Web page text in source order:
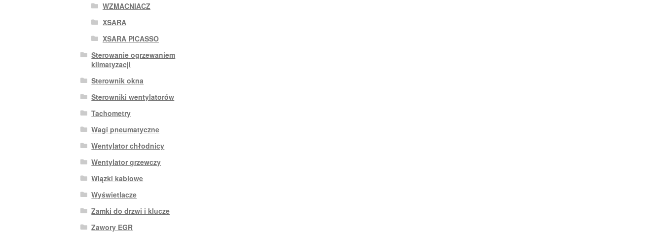
WZMACNIACZ
XSARA
XSARA PICASSO
Sterowanie ogrzewaniem
klimatyzacji
Sterownik okna
Sterowniki wentylatorów
Tachometry
Wagi pneumatyczne
Wentylator chłodnicy
Wentylator grzewczy
Wiązki kablowe
Wyświetlacze
Zamki do drzwi i klucze
Zawory EGR